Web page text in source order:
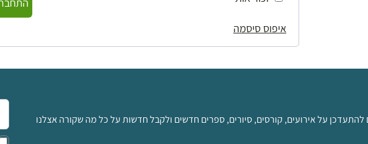
איפוס סיסמה
להתעדכן על אירועים, קורסים, סיורים, ספרים חדשים ולקבל חדשות על כל מה שקורה אצלנו